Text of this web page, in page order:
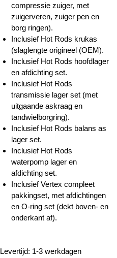
compressie zuiger, met
zuigerveren, zuiger pen en
borg ringen).
Inclusief Hot Rods krukas
(slaglengte origineel (OEM).
Inclusief Hot Rods hoofdlager
en afdichting set.
Inclusief Hot Rods
transmissie lager set (met
uitgaande askraag en
tandwielborgring).
Inclusief Hot Rods balans as
lager set.
Inclusief Hot Rods
waterpomp lager en
afdichting set.
Inclusief Vertex compleet
pakkingset, met afdichtingen
en O-ring set (dekt boven- en
onderkant af).
Levertijd: 1-3 werkdagen